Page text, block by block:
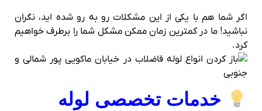
اگر شما هم با یکی از این مشکلات رو به‌ رو شده‌ اید، نگران
نباشید! ما در کمترین زمان ممکن مشکل شما را برطرف خواهیم
کرد.
خدمات تخصصی لوله